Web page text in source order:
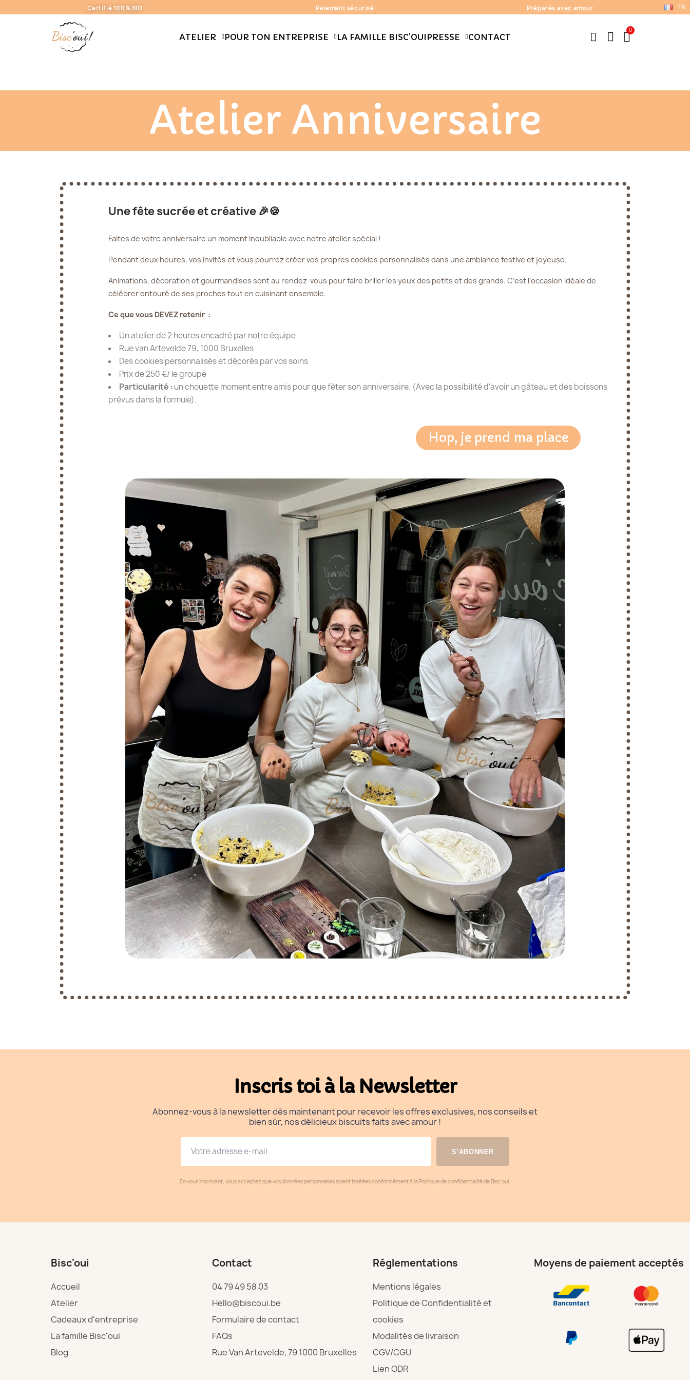
Certifié 100% BIO Paiement sécurisé Préparés avec amour FR
ATELIER POUR TON ENTREPRISE LA FAMILLE BISC'OUI PRESSE CONTACT
Atelier Anniversaire
Une fête sucrée et créative 🎉🍪
Faites de votre anniversaire un moment inoubliable avec notre atelier spécial !
Pendant deux heures, vos invités et vous pourrez créer vos propres cookies personnalisés dans une ambiance festive et joyeuse.
Animations, décoration et gourmandises sont au rendez-vous pour faire briller les yeux des petits et des grands. C’est l’occasion idéale de
célébrer entouré de ses proches tout en cuisinant ensemble.
Ce que vous DEVEZ retenir :
Un atelier de 2 heures encadré par notre équipe
Rue van Artevelde 79, 1000 Bruxelles
Des cookies personnalisés et décorés par vos soins
Prix de 250 €/ le groupe
Particularité : un chouette moment entre amis pour que fèter son anniversaire. (Avec la possibilité d'avoir un gâteau et des boissons
prévus dans la formule).
Hop, je prend ma place
Inscris toi à la Newsletter
Abonnez-vous à la newsletter dès maintenant pour recevoir les offres exclusives, nos conseils et
bien sûr, nos délicieux biscuits faits avec amour !
S’ABONNER
En vous inscrivant, vous acceptez que vos données personnelles soient traitées conformément à la Politique de confidentialité de Bisc'oui.​
Bisc'oui
Accueil
Atelier
Cadeaux d'entreprise
La famille Bisc'oui
Blog
Contact
04 79 49 58 03
Hello@biscoui.be
Formulaire de contact
FAQs
Rue Van Artevelde, 79 1000 Bruxelles
Réglementations
Mentions légales
Politique de Confidentialité et
cookies
Modalités de livraison
CGV/CGU
Lien ODR
Moyens de paiement acceptés